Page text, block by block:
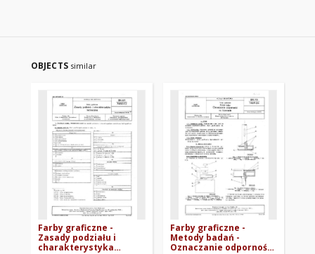
OBJECTS similar
Farby graficzne -
Zasady podziału i
charakterystyka
Farby graficzne -
Metody badań -
Oznaczanie odporności